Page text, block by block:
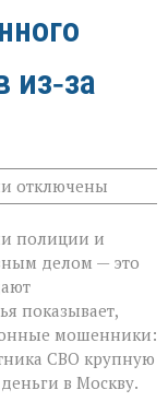
к
записи
сыграли
на
самом
больном»:
вдова
военного
лишилась
миллионов
из‑за
отключены
полиции и
делом — это
показывает,
мошенники:
СВО крупную
в Москву.